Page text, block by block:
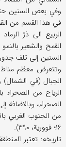
وفي بعض السنین
في هذا القسم من
الربیع الی ذرّ
القمح والشعیر
السنین إلی تلف جذور
وتتعرض معظم مناطق
الجبال (في
الریاح من الصحراء
الصحراء،
من الجنوب الغربي
۱۶؛ فووریة، ۳۹۰).
تاریخه: تعتبر